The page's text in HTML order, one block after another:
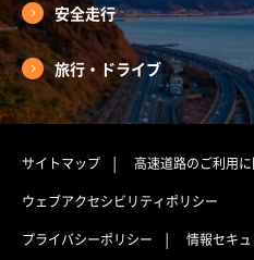
安全走行
旅行・ドライブ
サイトマップ 高速道路のご利用
ウェブアクセシビリティポリシー
プライバシーポリシー
情報セキ